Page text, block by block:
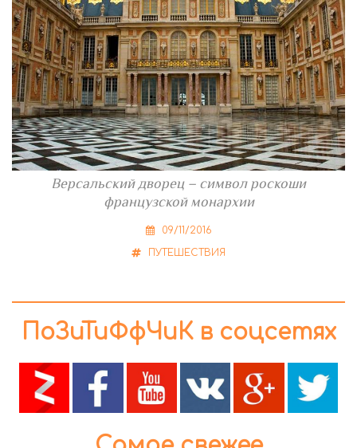
Версальский дворец – символ роскоши
французской монархии
09/11/2016
ПУТЕШЕСТВИЯ
ПоЗиТиФфЧиК в соцсетях